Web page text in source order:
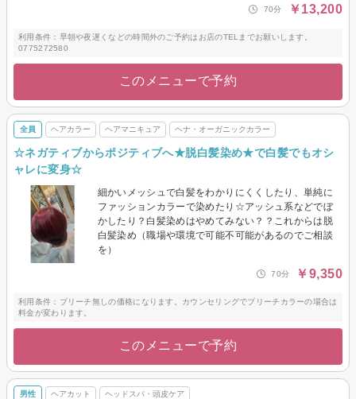
70分 ￥13,200
利用条件：早朝や夜遅くなどの時間外のご予約はお店のTELまでお願いします。
0775272580
このメニューで予約
全員 ヘアカラー ヘアマニキュア ヘナ・オーガニックカラー
☆ネガティブからポジティブへ★脱白髪染め★で白髪でもオシ
ャレに変身☆
細かいメッシュで白髪をわかりにくくしたり、単純に
ファッションカラーで染めたり☆アッシュ系などでぼ
かしたり？白髪染めはやめてみない？？これからは脱
白髪染め（職場や環境で可能不可能があるのでご相談
を）
70分 ￥9,350
利用条件：ブリーチ無しの価格になります。カウンセリングでブリーチカラーの場合は
料金が変わります。
このメニューで予約
男性 ヘアカット ヘッドスパ・頭皮ケア